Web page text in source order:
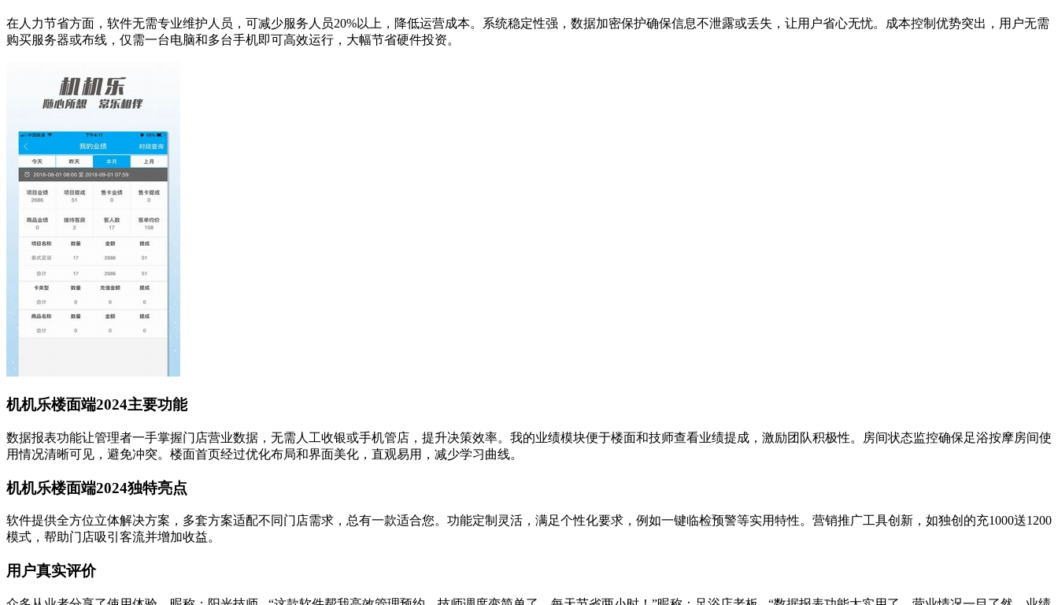
在人力节省方面，软件无需专业维护人员，可减少服务人员20%以上，降低运营成本。系统稳定性强，数据加密保护确保信息不泄露或丢失，让用户省心无忧。成本控制优势突出，用户无需
购买服务器或布线，仅需一台电脑和多台手机即可高效运行，大幅节省硬件投资。
机机乐楼面端2024主要功能
数据报表功能让管理者一手掌握门店营业数据，无需人工收银或手机管店，提升决策效率。我的业绩模块便于楼面和技师查看业绩提成，激励团队积极性。房间状态监控确保足浴按摩房间使
用情况清晰可见，避免冲突。楼面首页经过优化布局和界面美化，直观易用，减少学习曲线。
机机乐楼面端2024独特亮点
软件提供全方位立体解决方案，多套方案适配不同门店需求，总有一款适合您。功能定制灵活，满足个性化要求，例如一键临检预警等实用特性。营销推广工具创新，如独创的充1000送1200
模式，帮助门店吸引客流并增加收益。
用户真实评价